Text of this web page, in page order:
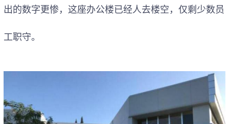
出的数字更惨，这座办公楼已经人去楼空，仅剩少数员
工职守。